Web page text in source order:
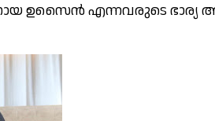
ഉസൈൻ എന്നവരുടെ ഭാര്യ